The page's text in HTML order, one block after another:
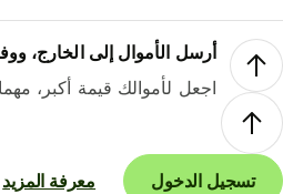
أرسل الأموال إلى الخارج،
اجعل لأموالك قيمة أكبر،
تسجيل الدخول معرفة المزيد